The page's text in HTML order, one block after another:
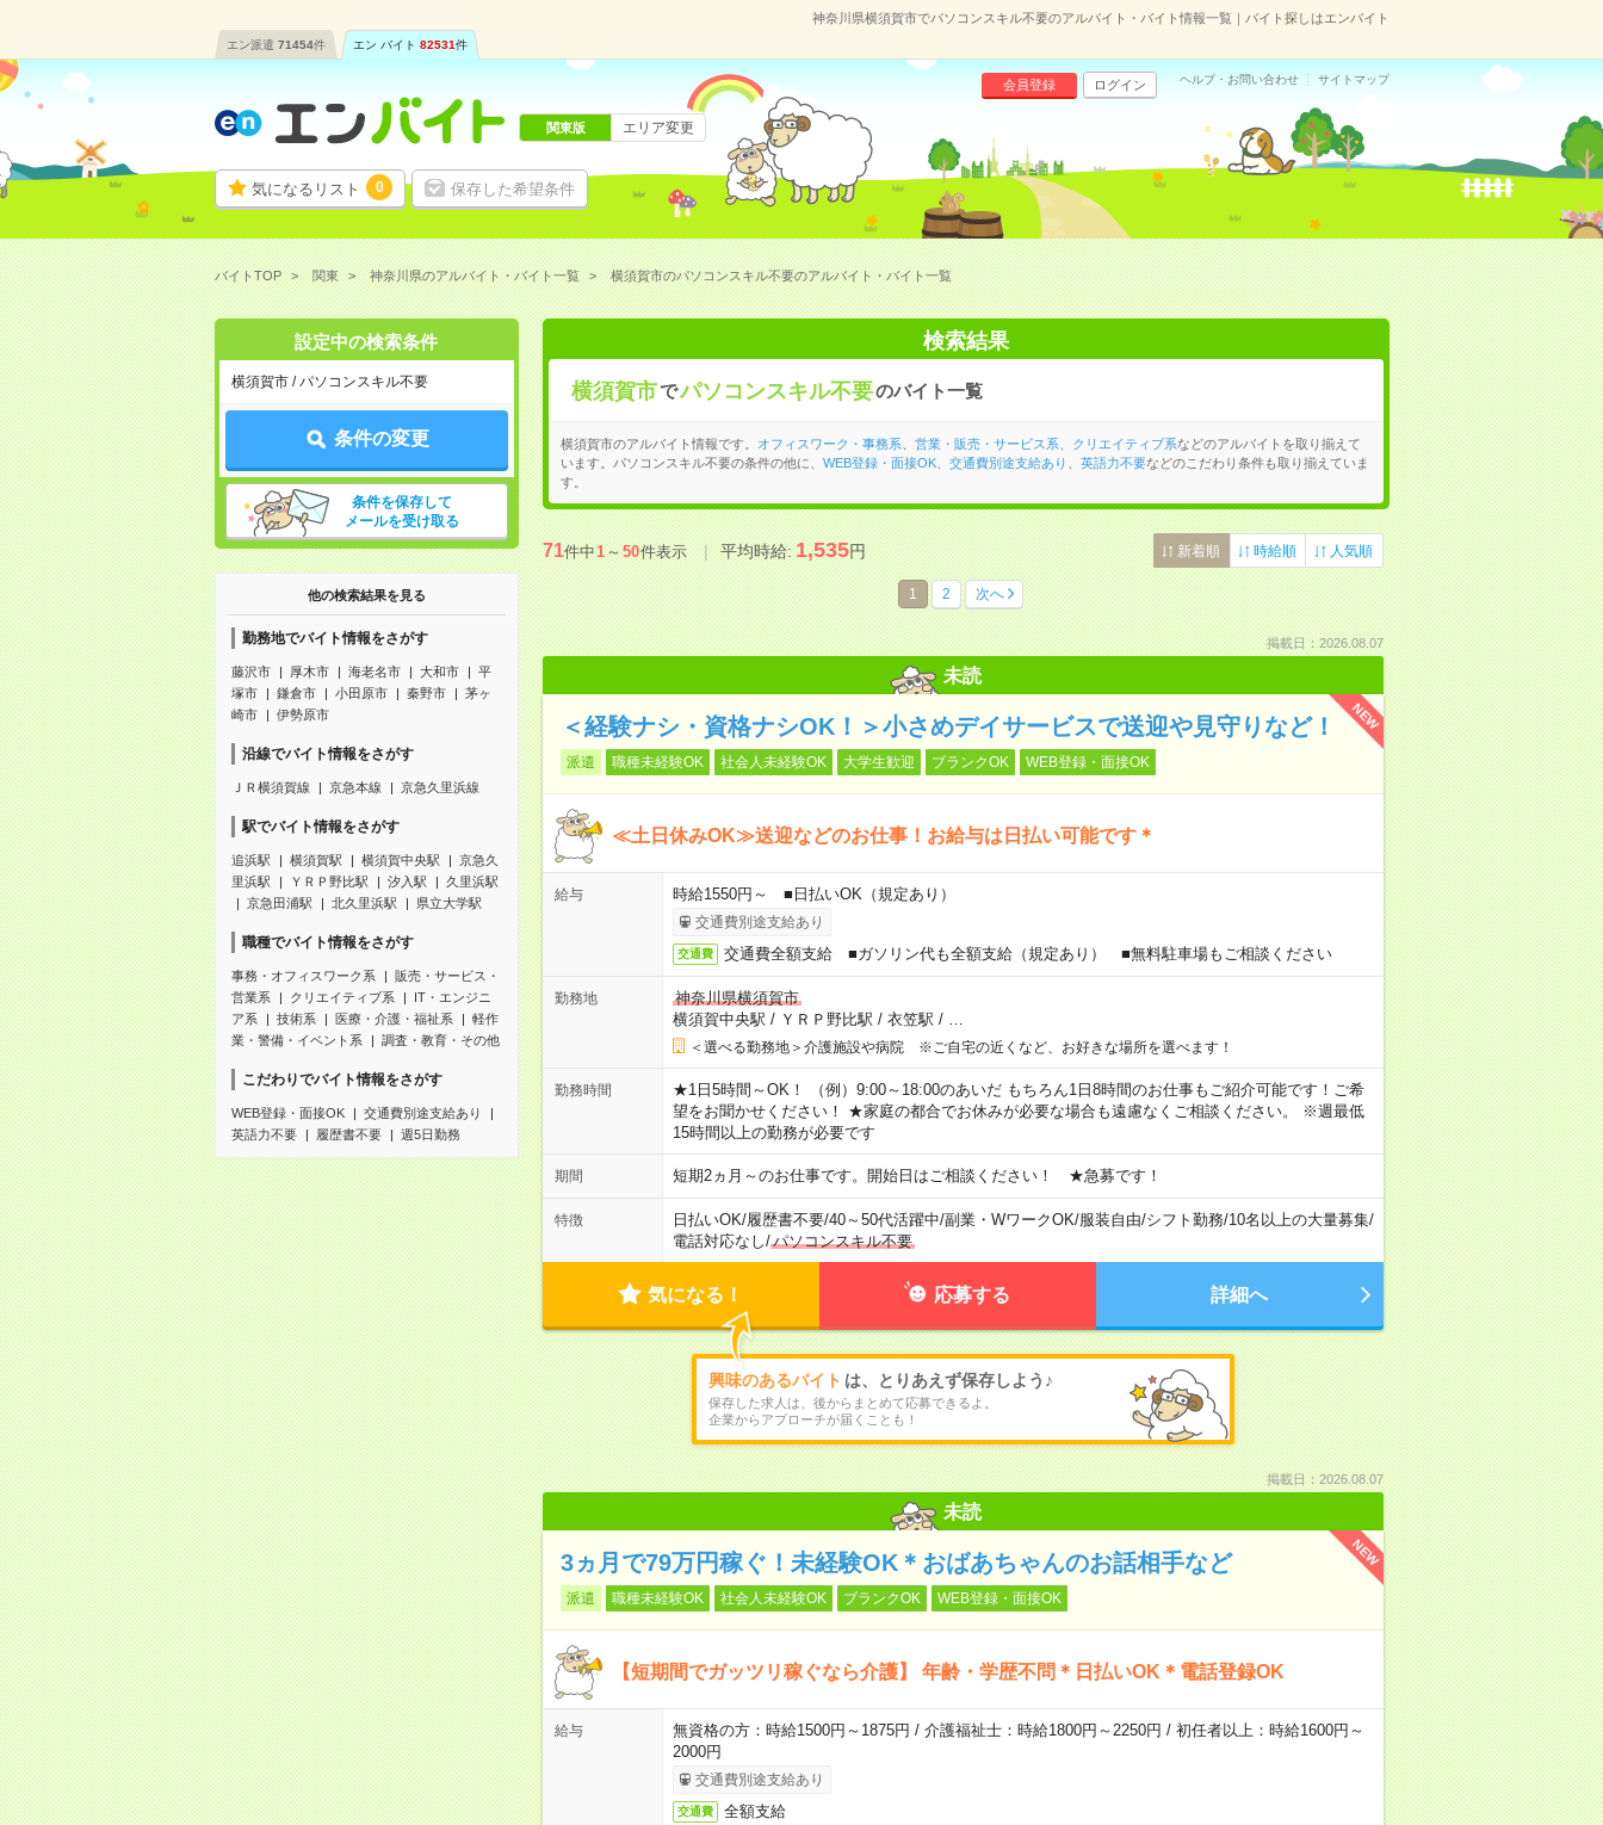
神奈川県横須賀市でパソコンスキル不要のアルバイト・バイト情報一覧｜バイト探しはエンバイト
エン派遣 71454件 エン バイト 82531件
気になるリスト 0 保存した希望条件
会員登録 ログイン ヘルプ・お問い合わせ サイトマップ
関東版 エリア変更
バイトTOP 関東 神奈川県のアルバイト・バイト一覧 横須賀市のパソコンスキル不要のアルバイト・バイト一覧
設定中の検索条件
横須賀市 / パソコンスキル不要
条件の変更
条件を保存して
メールを受け取る
他の検索結果を見る
勤務地でバイト情報をさがす
藤沢市 厚木市 海老名市 大和市
平
塚市
鎌倉市 小田原市 秦野市
茅ヶ
崎市
伊勢原市
沿線でバイト情報をさがす
ＪＲ横須賀線 京急本線 京急久里浜線
駅でバイト情報をさがす
追浜駅 横須賀駅 横須賀中央駅
京急久
里浜駅
ＹＲＰ野比駅 汐入駅
久里浜駅
京急田浦駅
北久里浜駅 県立大学駅
職種でバイト情報をさがす
事務・オフィスワーク系
販売・サービス・
営業系
クリエイティブ系
IT・エンジニ
ア系
技術系 医療・介護・福祉系
軽作
業・警備・イベント系
調査・教育・その他
こだわりでバイト情報をさがす
WEB登録・面接OK
交通費別途支給あり
英語力不要
履歴書不要 週5日勤務
検索結果
横須賀市でパソコンスキル不要のバイト一覧
横須賀市のアルバイト情報です。 オフィスワーク・事務系 営業・販売・サービス系 クリエイティブ系などのアルバイトを取り揃えて
います。パソコンスキル不要の条件の他に、 WEB登録・面接OK、 交通費別途支給あり 英語力不要などのこだわり条件も取り揃えていま
す。
71件中1～50件表示 平均時給:1,535円 新着順 時給順 人気順
1 2 次へ
掲載日：2026.08.07
未読
NEW
＜経験ナシ・資格ナシOK！＞小さめデイサービスで送迎や見守りなど！
派遣 職種未経験OK 社会人未経験OK 大学生歓迎 ブランクOK WEB登録・面接OK
≪土日休みOK≫送迎などのお仕事！お給与は日払い可能です＊
給与 時給1550円～ ■日払いOK（規定あり）
交通費別途支給あり
交通費 交通費全額支給 ■ガソリン代も全額支給（規定あり） ■無料駐車場もご相談ください
勤務地
神奈川県横須賀市
横須賀中央駅 / ＹＲＰ野比駅 / 衣笠駅 /
＜選べる勤務地＞介護施設や病院 ※ご自宅の近くなど、お好きな場所を選べます！
勤務時間
★1日5時間～OK！ （例）9:00～18:00のあいだ もちろん1日8時間のお仕事もご紹介可能です！ご希
望をお聞かせください！ ★家庭の都合でお休みが必要な場合も遠慮なくご相談ください。 ※週最低
15時間以上の勤務が必要です
期間 短期2ヵ月～のお仕事です。開始日はご相談ください！ ★急募です！
特徴 日払いOK/履歴書不要/40～50代活躍中/副業・WワークOK/服装自由/シフト勤務/10名以上の大量募集/
電話対応なし/パソコンスキル不要
気になる！ 応募する 詳細へ
興味のあるバイト は、とりあえず保存しよう♪
保存した求人は、後からまとめて応募できるよ。
企業からアプローチが届くことも！
掲載日：2026.08.07
未読
NEW
3ヵ月で79万円稼ぐ！未経験OK＊おばあちゃんのお話相手など
派遣 職種未経験OK 社会人未経験OK ブランクOK WEB登録・面接OK
【短期間でガッツリ稼ぐなら介護】 年齢・学歴不問＊日払いOK＊電話登録OK
給与
無資格の方：時給1500円～1875円 / 介護福祉士：時給1800円～2250円 / 初任者以上：時給1600円～
2000円
交通費別途支給あり
交通費 全額支給